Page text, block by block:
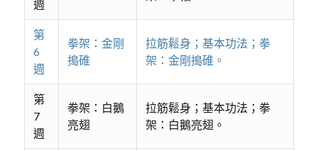
週
第
6
週
拳架：金剛
搗碓
拉筋鬆身；基本功法；拳
架：金剛搗碓。
第
7
週
拳架：白鵝
亮翅
拉筋鬆身；基本功法；拳
架：白鵝亮翅。